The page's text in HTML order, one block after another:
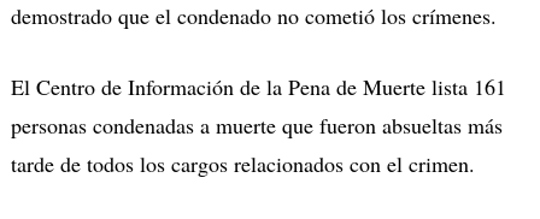
demostrado que el condenado no cometió los crímenes.
El Centro de Información de la Pena de Muerte lista 161
personas condenadas a muerte que fueron absueltas más
tarde de todos los cargos relacionados con el crimen.